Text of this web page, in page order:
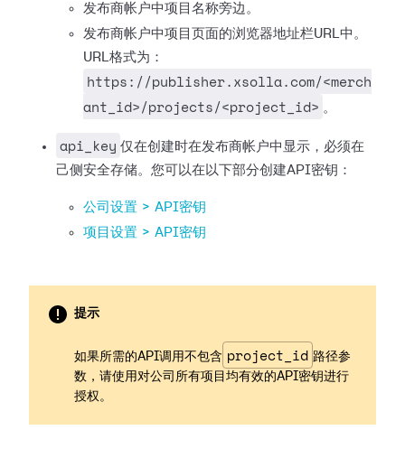
发布商帐户中项目名称旁边。
发布商帐户中项目页面的浏览器地址栏URL中。
URL格式为：
https://publisher.xsolla.com/<merch
ant_id>/projects/<project_id> 。
api_key 仅在创建时在发布商帐户中显示，必须在
己侧安全存储。您可以在以下部分创建API密钥：
公司设置 > API密钥
项目设置 > API密钥
提示
如果所需的API调用不包含 project_id 路径参
数，请使用对公司所有项目均有效的API密钥进行
授权。